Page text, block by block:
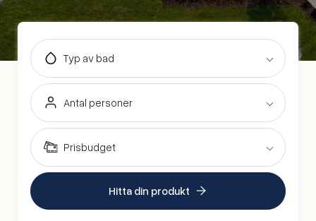
Typ av bad
Antal personer
Prisbudget
Hitta din produkt